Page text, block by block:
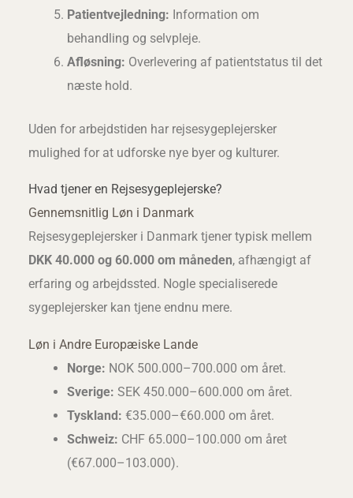
Patientvejledning: Information om
behandling og selvpleje.
Afløsning: Overlevering af patientstatus til det
næste hold.
Uden for arbejdstiden har rejsesygeplejersker
mulighed for at udforske nye byer og kulturer.
Hvad tjener en Rejsesygeplejerske?
Gennemsnitlig Løn i Danmark
Rejsesygeplejersker i Danmark tjener typisk mellem
DKK 40.000 og 60.000 om måneden, afhængigt af
erfaring og arbejdssted. Nogle specialiserede
sygeplejersker kan tjene endnu mere.
Løn i Andre Europæiske Lande
Norge: NOK 500.000–700.000 om året.
Sverige: SEK 450.000–600.000 om året.
Tyskland: €35.000–€60.000 om året.
Schweiz: CHF 65.000–100.000 om året
(€67.000–103.000).